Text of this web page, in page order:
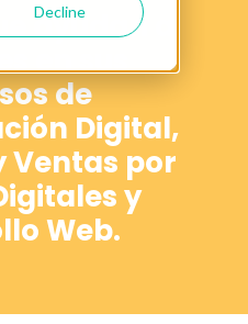
Decline
ayudan a
en sus
de
Digital,
Ventas por
y
Web.